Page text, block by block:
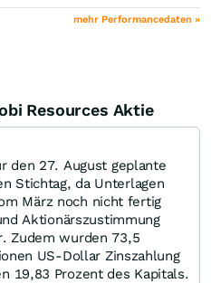
mehr Performancedaten »
Resources Aktie
den 27. August geplante
Stichtag, da Unterlagen
März noch nicht fertig
Aktionärszustimmung
Zudem wurden 73,5
US-Dollar Zinszahlung
19,83 Prozent des Kapitals.